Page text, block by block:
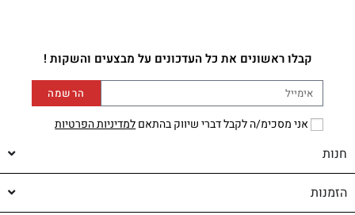
קבלו ראשונים את כל העדכונים על מבצעים והשקות !
אני מסכימ/ה לקבל דברי שיווק בהתאםלמדיניות הפרטיות
הרשמה
חנות
הזמנות